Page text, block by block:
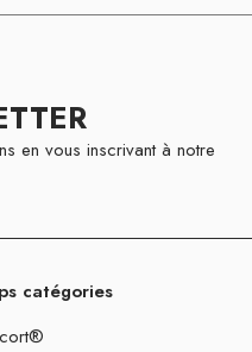
en vous inscrivant à notre
catégories